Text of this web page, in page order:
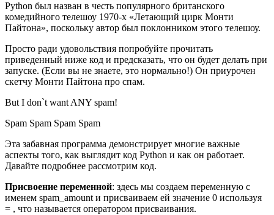
Python был назван в честь популярного британского
комедийного телешоу 1970-х «Летающий цирк Монти
Пайтона», поскольку автор был поклонником этого телешоу.
Просто ради удовольствия попробуйте прочитать
приведенный ниже код и предсказать, что он будет делать при
запуске. (Если вы не знаете, это нормально!) Он приурочен
скетчу Монти Пайтона про спам.
But I don`t want ANY spam!
Spam Spam Spam Spam
Эта забавная программа демонстрирует многие важные
аспекты того, как выглядит код Python и как он работает.
Давайте подробнее рассмотрим код.
Присвоение переменной: здесь мы создаем переменную с
именем spam_amount и присваиваем ей значение 0 используя
= , что называется оператором присваивания.